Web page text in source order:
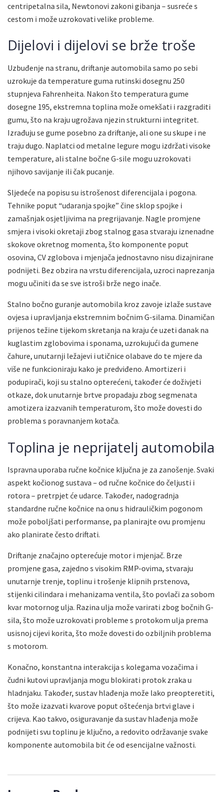
centripetalna sila, Newtonovi zakoni gibanja – susreće s
cestom i može uzrokovati velike probleme.
Dijelovi i dijelovi se brže troše
Uzbuđenje na stranu, driftanje automobila samo po sebi
uzrokuje da temperature guma rutinski dosegnu 250
stupnjeva Fahrenheita. Nakon što temperatura gume
dosegne 195, ekstremna toplina može omekšati i razgraditi
gumu, što na kraju ugrožava njezin strukturni integritet.
Izrađuju se gume posebno za driftanje, ali one su skupe i ne
traju dugo. Naplatci od metalne legure mogu izdržati visoke
temperature, ali stalne bočne G-sile mogu uzrokovati
njihovo savijanje ili čak pucanje.
Sljedeće na popisu su istrošenost diferencijala i pogona.
Tehnike poput “udaranja spojke” čine sklop spojke i
zamašnjak osjetljivima na pregrijavanje. Nagle promjene
smjera i visoki okretaji zbog stalnog gasa stvaraju iznenadne
skokove okretnog momenta, što komponente poput
osovina, CV zglobova i mjenjača jednostavno nisu dizajnirane
podnijeti. Bez obzira na vrstu diferencijala, uzroci naprezanja
mogu učiniti da se sve istroši brže nego inače.
Stalno bočno guranje automobila kroz zavoje izlaže sustave
ovjesa i upravljanja ekstremnim bočnim G-silama. Dinamičan
prijenos težine tijekom skretanja na kraju će uzeti danak na
kuglastim zglobovima i sponama, uzrokujući da gumene
čahure, unutarnji ležajevi i utičnice olabave do te mjere da
više ne funkcioniraju kako je predviđeno. Amortizeri i
podupirači, koji su stalno opterećeni, također će doživjeti
otkaze, dok unutarnje brtve propadaju zbog segmenata
amotizera izazvanih temperaturom, što može dovesti do
problema s poravnanjem kotača.
Toplina je neprijatelj automobila
Ispravna uporaba ručne kočnice ključna je za zanošenje. Svaki
aspekt kočionog sustava – od ručne kočnice do čeljusti i
rotora – pretrpjet će udarce. Također, nadogradnja
standardne ručne kočnice na onu s hidrauličkim pogonom
može poboljšati performanse, pa planirajte ovu promjenu
ako planirate često driftati.
Driftanje značajno opterećuje motor i mjenjač. Brze
promjene gasa, zajedno s visokim RMP-ovima, stvaraju
unutarnje trenje, toplinu i trošenje klipnih prstenova,
stijenki cilindara i mehanizama ventila, što povlači za sobom
kvar motornog ulja. Razina ulja može varirati zbog bočnih G-
sila, što može uzrokovati probleme s protokom ulja prema
usisnoj cijevi korita, što može dovesti do ozbiljnih problema
s motorom.
Konačno, konstantna interakcija s kolegama vozačima i
čudni kutovi upravljanja mogu blokirati protok zraka u
hladnjaku. Također, sustav hlađenja može lako preopteretiti,
što može izazvati kvarove poput oštećenja brtvi glave i
crijeva. Kao takvo, osiguravanje da sustav hlađenja može
podnijeti svu toplinu je ključno, a redovito održavanje svake
komponente automobila bit će od esencijalne važnosti.